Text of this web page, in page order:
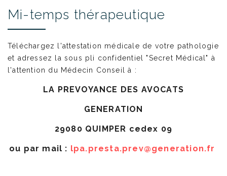
Mi-temps thérapeutique
Téléchargez l'attestation médicale de votre pathologie
et adressez la sous pli confidentiel "Secret Médical" à
l'attention du Médecin Conseil à :
LA PREVOYANCE DES AVOCATS
GENERATION
29080 QUIMPER cedex 09
ou par mail : lpa.presta.prev@generation.fr